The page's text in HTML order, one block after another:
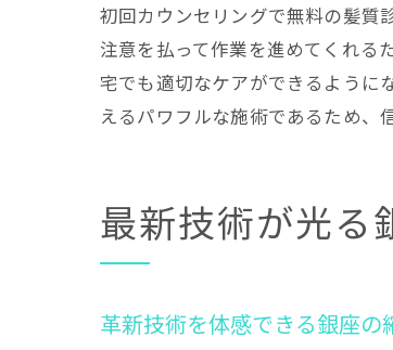
初回カウンセリングで無料の髪質
注意を払って作業を進めてくれる
宅でも適切なケアができるように
えるパワフルな施術であるため、
最新技術が光る
革新技術を体感できる銀座の